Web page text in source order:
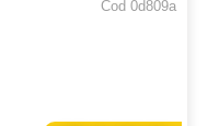
Cod 0d809a